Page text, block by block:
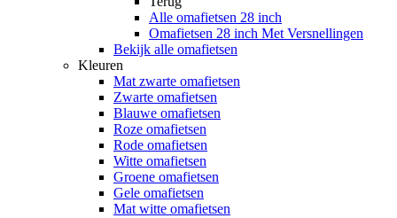
Alle omafietsen 28 inch
Omafietsen 28 inch Met Versnellingen
Bekijk alle omafietsen
Kleuren
Mat zwarte omafietsen
Zwarte omafietsen
Blauwe omafietsen
Roze omafietsen
Rode omafietsen
Witte omafietsen
Groene omafietsen
Gele omafietsen
Mat witte omafietsen